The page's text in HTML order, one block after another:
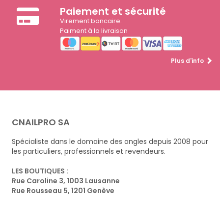
Paiement et sécurité
Virement bancaire.
Paiment à la livraison
Plus d'info
CNAILPRO SA
Spécialiste dans le domaine des ongles depuis 2008 pour
les particuliers, professionnels et revendeurs.
LES BOUTIQUES :
Rue Caroline 3, 1003 Lausanne
Rue Rousseau 5, 1201 Genève